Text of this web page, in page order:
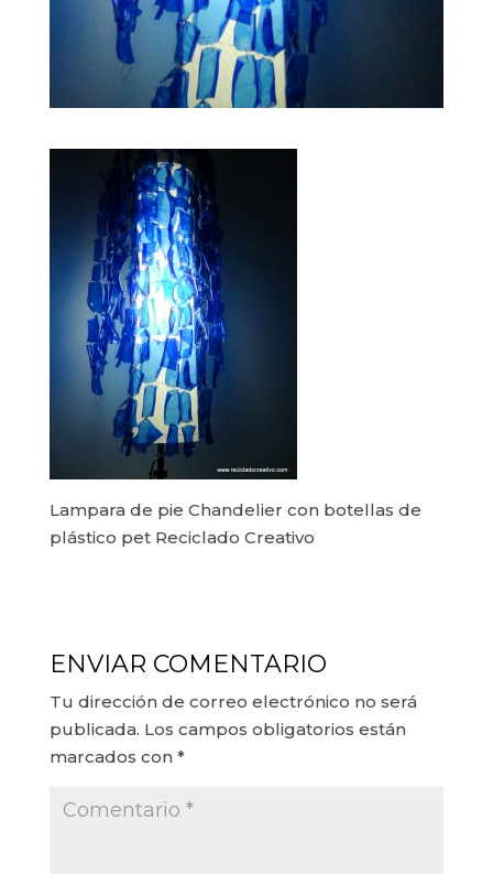
Lampara de pie Chandelier con botellas de
plástico pet Reciclado Creativo
ENVIAR COMENTARIO
Tu dirección de correo electrónico no será
publicada. Los campos obligatorios están
marcados con *